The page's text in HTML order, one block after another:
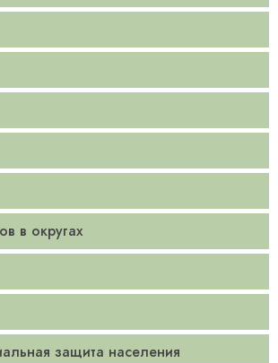
в округах
защита населения